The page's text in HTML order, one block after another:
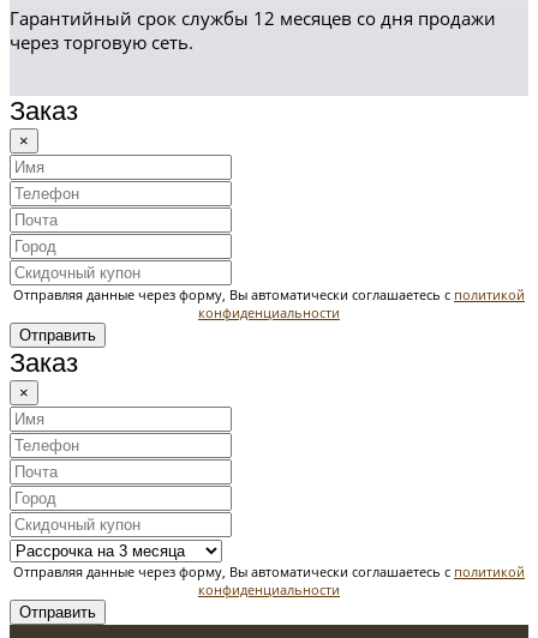
Гарантийный срок службы 12 месяцев со дня продажи
через торговую сеть.
Заказ
×
Отправляя данные через форму, Вы автоматически соглашаетесь с политикой
конфиденциальности
Отправить
Заказ
×
Отправляя данные через форму, Вы автоматически соглашаетесь с политикой
конфиденциальности
Отправить